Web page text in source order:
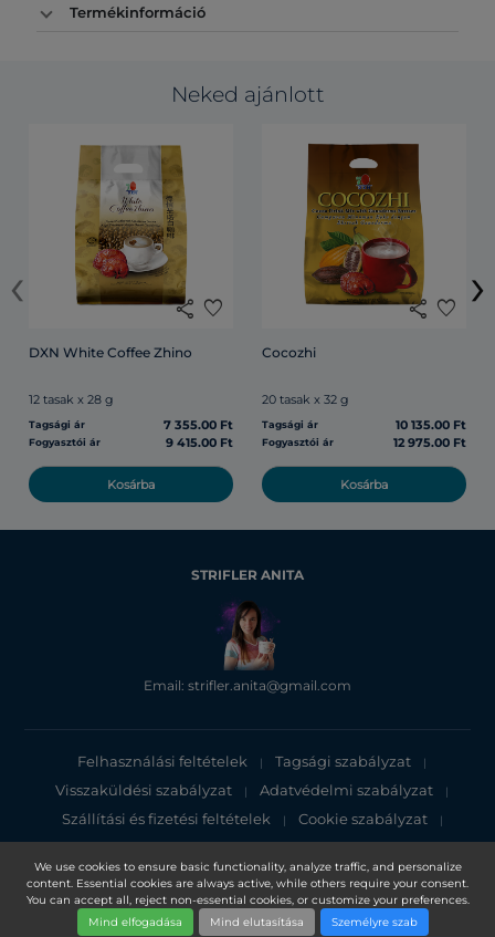
We use cookies to ensure basic functionality, analyze traffic, and personalize
content. Essential cookies are always active, while others require your consent.
You can accept all, reject non-essential cookies, or customize your preferences.
Mind elfogadása
Mind elutasítása Személyre szab
Termékinformáció
Neked ajánlott
share favorite
DXN White Coffee Zhino
12 tasak x 28 g
Tagsági ár 7 355.00 Ft
Fogyasztói ár 9 415.00 Ft
Kosárba
share favorite
Cocozhi
20 tasak x 32 g
Tagsági ár 10 135.00 Ft
Fogyasztói ár 12 975.00 Ft
Kosárba
‹ ›
STRIFLER ANITA
Email: strifler.anita@gmail.com
Felhasználási feltételek | Tagsági szabályzat |
Visszaküldési szabályzat | Adatvédelmi szabályzat |
Szállítási és fizetési feltételek | Cookie szabályzat |
Adatvédelmi tájékoztató
Copyright 2025, DXN Holdings Bhd. 199501033918 (363120-V)